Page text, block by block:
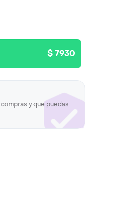
$ 7930
y que puedas